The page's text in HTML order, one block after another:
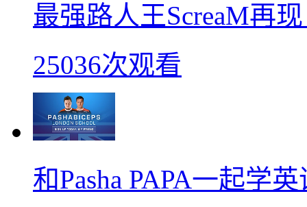
最强路人王ScreaM再
25036次观看
和Pasha PAPA一起学